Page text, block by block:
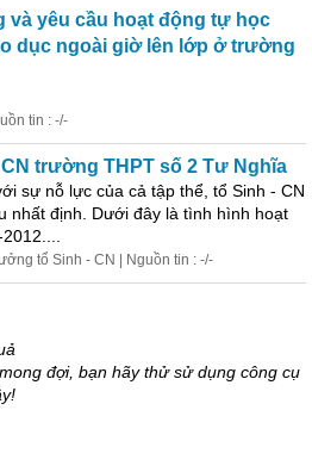
và yêu cầu hoạt động tự học
dục ngoài giờ lên lớp ở trường
tin : -/-
trường THPT số 2 Tư Nghĩa
sự nỗ lực của cả tập thể, tổ Sinh - CN
nhất định. Dưới đây là tình hình hoạt
tổ Sinh - CN | Nguồn tin : -/-
đợi, bạn hãy thử sử dụng công cụ